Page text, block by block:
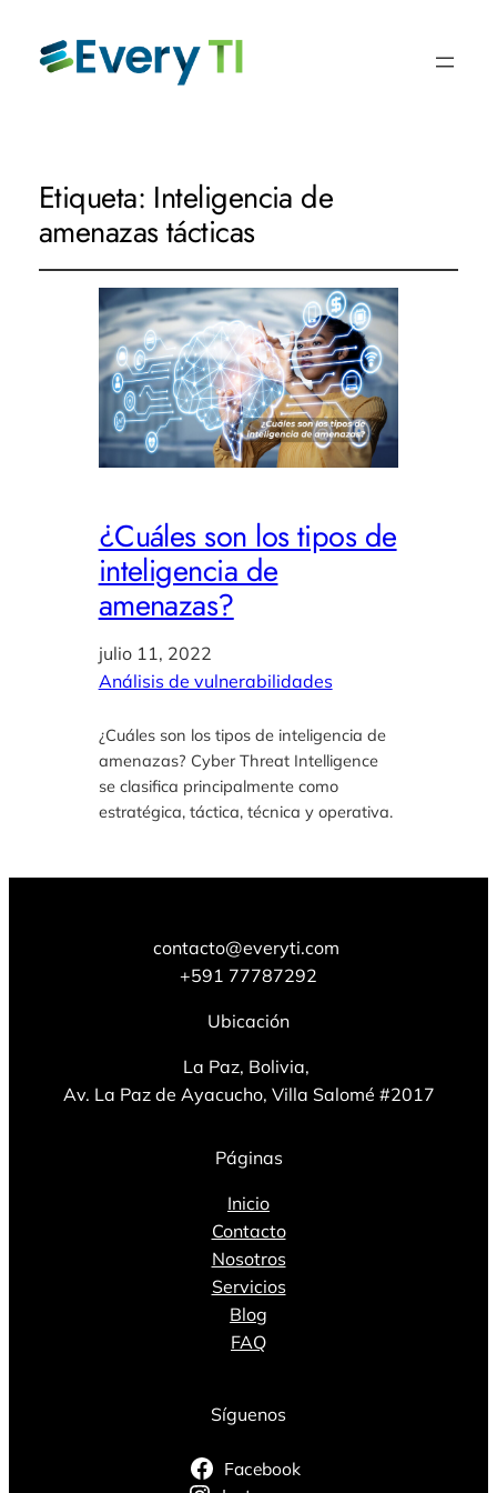
Etiqueta: Inteligencia de
amenazas tácticas
¿Cuáles son los tipos de
inteligencia de
amenazas?
julio 11, 2022
Análisis de vulnerabilidades
¿Cuáles son los tipos de inteligencia de
amenazas? Cyber Threat Intelligence
se clasifica principalmente como
estratégica, táctica, técnica y operativa.
contacto@everyti.com
+591 77787292
Ubicación
La Paz, Bolivia,
Av. La Paz de Ayacucho, Villa Salomé #2017
Páginas
Inicio
Contacto
Nosotros
Servicios
Blog
FAQ
Síguenos
Facebook